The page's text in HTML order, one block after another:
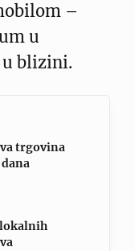
–
u
u blizini.
trgovina